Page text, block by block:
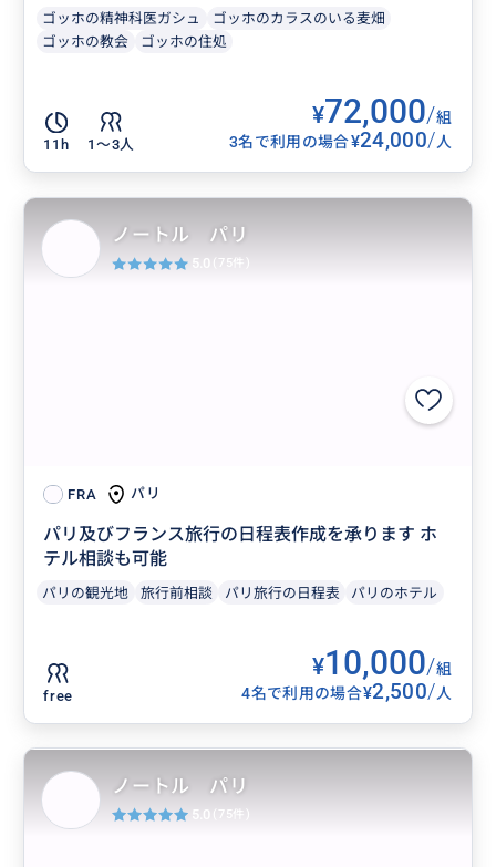
ゴッホの精神科医ガシュ
ゴッホのカラスのいる麦畑
ゴッホの教会
ゴッホの住処
11h 1〜3人
¥72,000/組
3名で利用の場合¥24,000/人
FRA パリ
パリ及びフランス旅行の日程表作成を承ります ホ
テル相談も可能
パリの観光地 旅行前相談 パリ旅行の日程表 パリのホテル
free
¥10,000/組
4名で利用の場合¥2,500/人
ノートル パリ
5.0 (75件)
ノートル パリ
5.0 (75件)